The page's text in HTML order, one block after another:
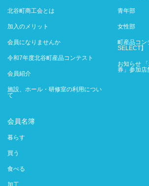
北谷町商工会とは
加入のメリット
会員になりませんか
令和7年度北谷町産品コンテスト
会員紹介
施設、ホール・研修室の利用につい
て
青年部
女性部
町産品コン
SELECT】
お知らせ
券」参加店
会員名簿
暮らす
買う
食べる
加工